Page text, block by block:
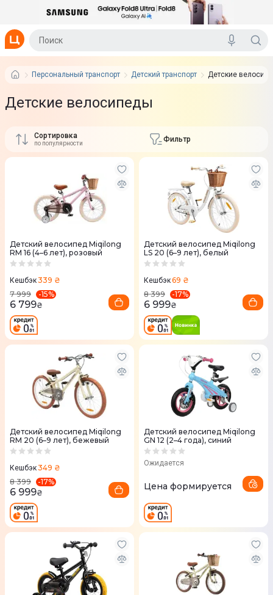
Персональный транспорт Детский транспорт Детские
Детские велосипеды
Сортировка
по популярности Фильтр
Детский велосипед Miqilong
RM 16 (4–6 лет), розовый
Кешбэк339 ₴
7 999
-15%
6 799₴
Детский велосипед Miqilong
LS 20 (6–9 лет), белый
Кешбэк69 ₴
8 399
-17%
6 999₴
Детский велосипед Miqilong
RM 20 (6–9 лет), бежевый
Кешбэк349 ₴
8 399
-17%
6 999₴
Детский велосипед Miqilong
GN 12 (2–4 года), синий
Ожидается
Цена формируется